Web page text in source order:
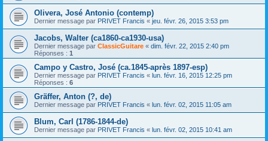
Olivera, José Antonio (contemp)
Dernier message par PRIVET Francis « jeu. févr. 26, 2015 3:53 pm
Jacobs, Walter (ca1860-ca1930-usa)
Dernier message par ClassicGuitare « dim. févr. 22, 2015 2:40 pm
Réponses : 1
Campo y Castro, José (ca.1845-après 1897-esp)
Dernier message par PRIVET Francis « lun. févr. 16, 2015 12:25 pm
Réponses : 6
Gräffer, Anton (?, de)
Dernier message par PRIVET Francis « lun. févr. 02, 2015 11:05 am
Blum, Carl (1786-1844-de)
Dernier message par PRIVET Francis « lun. févr. 02, 2015 10:41 am